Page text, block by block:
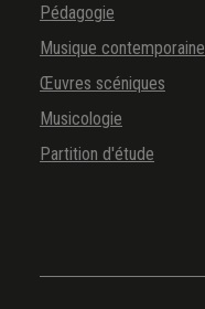
Pédagogie
Musique contemporaine
Œuvres scéniques
Musicologie
Partition d'étude